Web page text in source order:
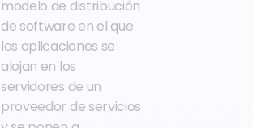
modelo de distribución
de software en el que
las aplicaciones se
alojan en los
servidores de un
proveedor de servicios